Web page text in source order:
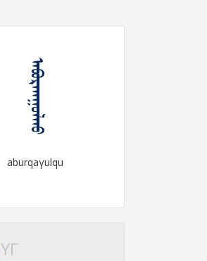
ᠠᠪᠤᠷᠬᠠᠭᠤᠯᠬᠤ
aburqaγulqu
ҮГ